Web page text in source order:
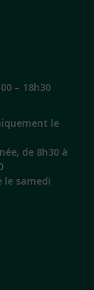
– 18h30
le
de 8h30 à
samedi